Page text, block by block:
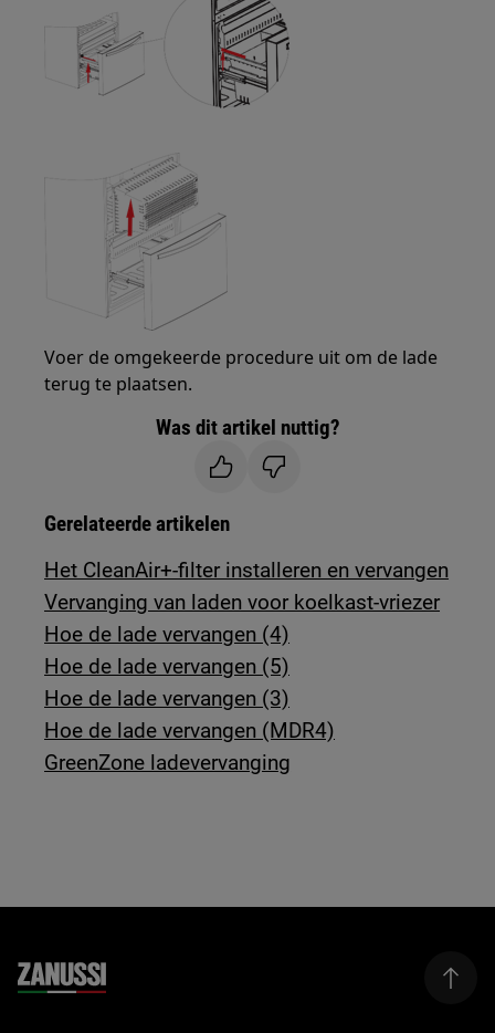
Voer de omgekeerde procedure uit om de lade
terug te plaatsen.
Was dit artikel nuttig?
Gerelateerde artikelen
Het CleanAir+-filter installeren en vervangen
Vervanging van laden voor koelkast-vriezer
Hoe de lade vervangen (4)
Hoe de lade vervangen (5)
Hoe de lade vervangen (3)
Hoe de lade vervangen (MDR4)
GreenZone ladevervanging